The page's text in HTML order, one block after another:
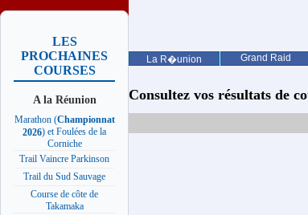
La R�union Grand Raid
LES
PROCHAINES
COURSES
A la Réunion
Marathon (Championnat
2026) et Foulées de la
Corniche
Trail Vaincre Parkinson
Trail du Sud Sauvage
Course de côte de
Takamaka
Consultez vos résultats de